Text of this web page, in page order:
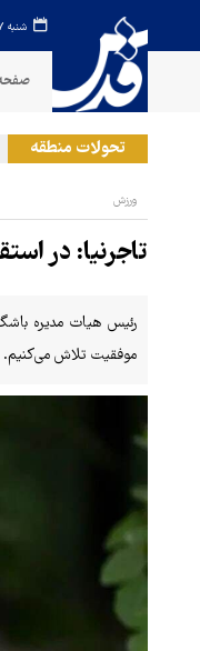
شنبه ۱۷ مرداد ۱۴۰۵
تحولات منطقه
ورزش
تاجرنیا: در
رئیس هیات مدیره
موفقیت تلاش می‌کنیم.